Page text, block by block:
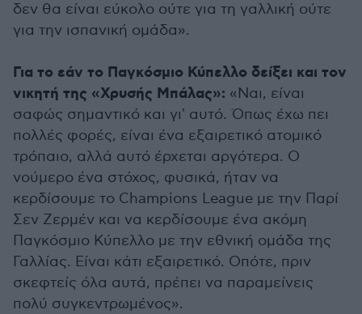
δεν θα είναι εύκολο ούτε για τη γαλλική ούτε
για την ισπανική ομάδα».
Για το εάν το Παγκόσμιο Κύπελλο δείξει και τον
νικητή της «Χρυσής Μπάλας»: «Ναι, είναι
σαφώς σημαντικό και γι' αυτό. Όπως έχω πει
πολλές φορές, είναι ένα εξαιρετικό ατομικό
τρόπαιο, αλλά αυτό έρχεται αργότερα. Ο
νούμερο ένα στόχος, φυσικά, ήταν να
κερδίσουμε το Champions League με την Παρί
Σεν Ζερμέν και να κερδίσουμε ένα ακόμη
Παγκόσμιο Κύπελλο με την εθνική ομάδα της
Γαλλίας. Είναι κάτι εξαιρετικό. Οπότε, πριν
σκεφτείς όλα αυτά, πρέπει να παραμείνεις
πολύ συγκεντρωμένος».